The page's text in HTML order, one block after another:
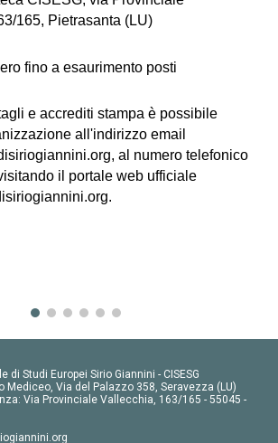
165, Pietrasanta (LU)
fino a esaurimento posti
e accrediti stampa è possibile
all'indirizzo email
al numero telefonico
il portale web ufficiale
di Studi Europei Sirio Giannini - CISESG
Mediceo, Via del Palazzo 358, Seravezza (LU)
Via Provinciale Vallecchia, 163/165 - 55045 -